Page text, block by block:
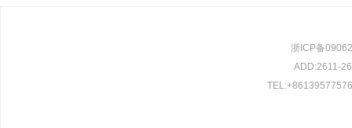
浙ICP备
ADD:2611-